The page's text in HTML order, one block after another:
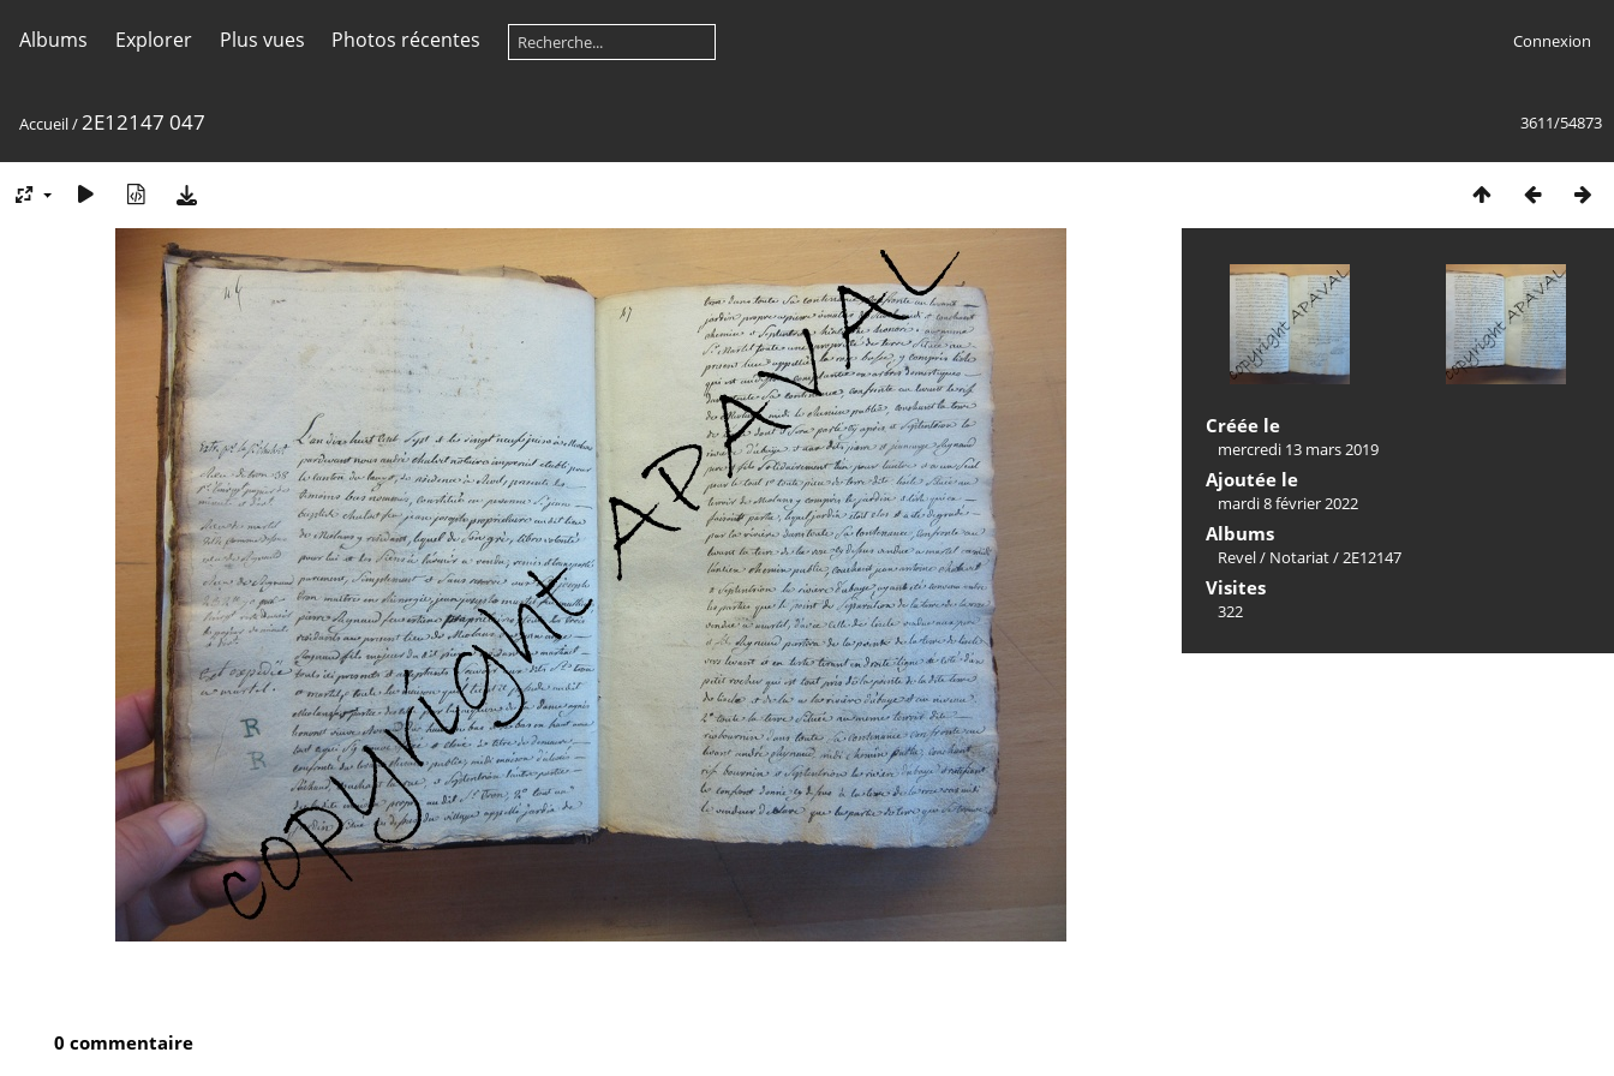
Albums Explorer Plus vues Photos récentes Connexion
3611/54873
Accueil/2E12147 047
Créée le
mercredi 13 mars 2019
Ajoutée le
mardi 8 février 2022
Albums
Revel/ Notariat/2E12147
Visites
322
0 commentaire